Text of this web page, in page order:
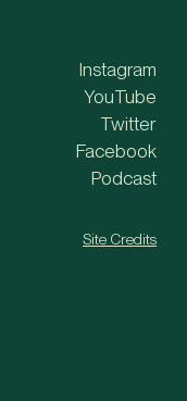
Instagram
YouTube
Twitter
Facebook
Podcast
Site Credits